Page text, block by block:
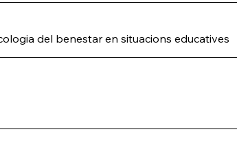
del benestar en situacions educatives